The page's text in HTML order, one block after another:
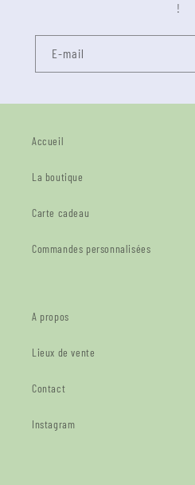
!
E-mail
Accueil
La boutique
Carte cadeau
Commandes personnalisées
A propos
Lieux de vente
Contact
Instagram